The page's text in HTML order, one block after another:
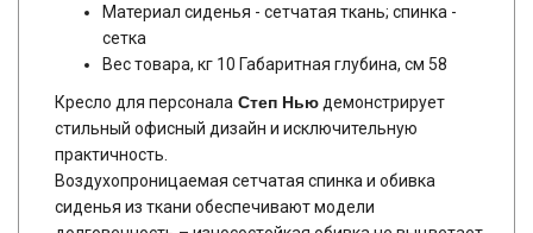
Материал сиденья - сетчатая ткань; спинка -
сетка
Вес товара, кг 10 Габаритная глубина, см 58
Кресло для персонала Степ Нью демонстрирует
стильный офисный дизайн и исключительную
практичность.
Воздухопроницаемая сетчатая спинка и обивка
сиденья из ткани обеспечивают модели